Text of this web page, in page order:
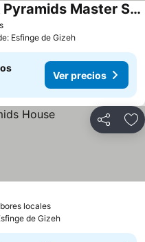
Ver precios
Pyramids Height Hotel & Pyramids Master Scene Rooftop
Esfinge de Gizeh
Ver precios
Compartir
localesVer precios
de Gizeh